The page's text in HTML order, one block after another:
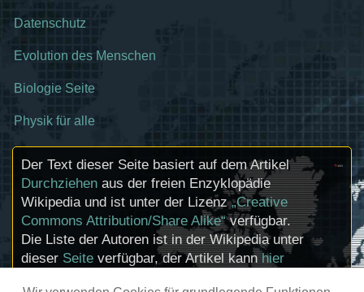
Datenschutz
Evolution des Menschen
Biologie Seite
Physik für alle
Der Text dieser Seite basiert auf dem Artikel
Durchziehen aus der freien Enzyklopädie
Wikipedia und ist unter der Lizenz„Creative
Commons Attribution/Share Alike“verfügbar.
Die Liste der Autoren ist in der Wikipedia unter
dieser Seite verfügbar, der Artikel kannhier